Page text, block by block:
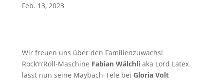
Feb. 13, 2023
Wir freuen uns über den Familienzuwachs!
Rock’n’Roll-Maschine Fabian Wälchliaka Lord Latex
lässt nun seine Maybach-Tele bei Gloria Volt